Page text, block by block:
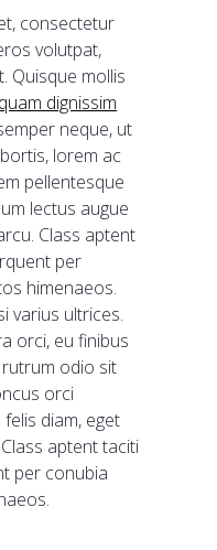
consectetur
volutpat,
Quisque mollis
dignissim
neque, ut
lorem ac
pellentesque
lectus augue
Class aptent
per
himenaeos.
varius ultrices.
orci, eu finibus
odio sit
orci
diam, eget
aptent taciti
per conubia